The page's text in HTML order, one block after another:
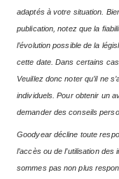
adaptés à votre situation.
publication, notez que la
l’évolution possible de la
cette date. Dans certains
Veuillez donc noter qu’il ne
individuels. Pour obtenir un
demander des conseils
Goodyear décline toute
l’accès ou de l’utilisation
sommes pas non plus